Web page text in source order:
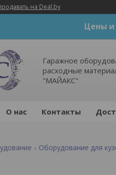
на Deal.by
Цены и
Гаражное
расходные
"МАЙАКС"
О нас Контакты
Оборудование для